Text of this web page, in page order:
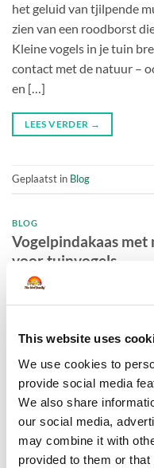
This website uses
We use cookies to
provide social media
We also share
our social media,
may combine it with
provided to them or
het geluid van tjilpende
zien van een roodborst
Kleine vogels in je tuin
contact met de natuur –
en […]
LEES VERDER →
Geplaatst in Blog
BLOG
Vogelpindakaas
voor tuinvogels
GEPLAATST OP17 DECEMBER,